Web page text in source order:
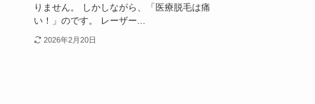
りません。 しかしながら、「医療脱毛は痛
い！」のです。 レーザー...
2026年2月20日